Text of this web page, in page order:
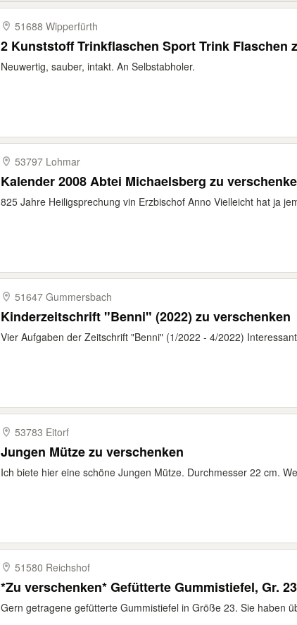
51688 Wipperfürth
2 Kunststoff Trinkflaschen Sport Trink Flaschen
Neuwertig, sauber, intakt. An Selbstabholer.
53797 Lohmar
Kalender 2008 Abtei Michaelsberg zu
825 Jahre Heiligsprechung vin Erzbischof Anno Vielleicht hat ja
51647 Gummersbach
Kinderzeitschrift "Benni" (2022) zu verschenken
Vier Aufgaben der Zeitschrift "Benni" (1/2022 - 4/2022)
53783 Eitorf
Jungen Mütze zu verschenken
Ich biete hier eine schöne Jungen Mütze. Durchmesser 22 cm.
51580 Reichshof
*Zu verschenken* Gefütterte Gummistiefel, Gr. 23
Gern getragene gefütterte Gummistiefel in Größe 23. Sie haben